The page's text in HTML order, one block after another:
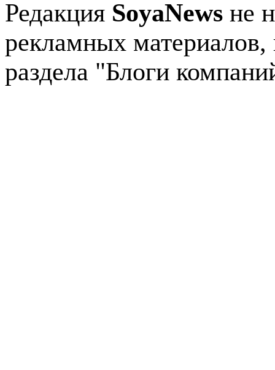
Редакция SoyaNews не
рекламных
раздела "Блоги